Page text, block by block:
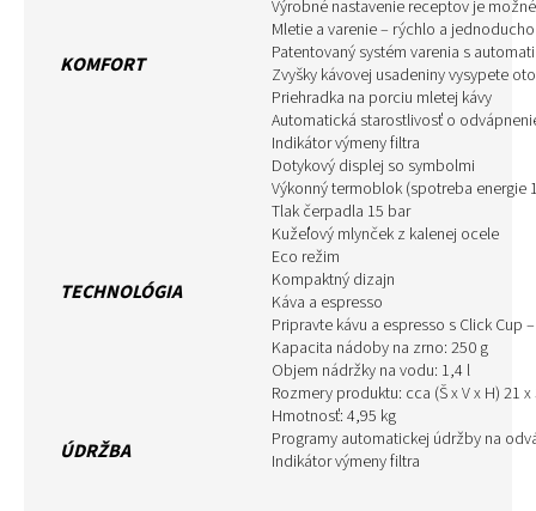
KOMFORT
Výrobné nastavenie receptov je
Mletie a varenie – rýchlo a
Patentovaný systém varenia s
Zvyšky kávovej usadeniny vysypete
Priehradka na porciu mletej kávy
Automatická starostlivosť o
Indikátor výmeny filtra
TECHNOLÓGIA
Dotykový displej so symbolmi
Výkonný termoblok (spotreba energie
Tlak čerpadla 15 bar
Kužeľový mlynček z kalenej ocele
Eco režim
Kompaktný dizajn
Káva a espresso
Pripravte kávu a espresso s Click
Kapacita nádoby na zrno: 250 g
Objem nádržky na vodu: 1,4 l
Rozmery produktu: cca (Š x V x H) 21
Hmotnosť: 4,95 kg
ÚDRŽBA
Programy automatickej údržby na
Indikátor výmeny filtra